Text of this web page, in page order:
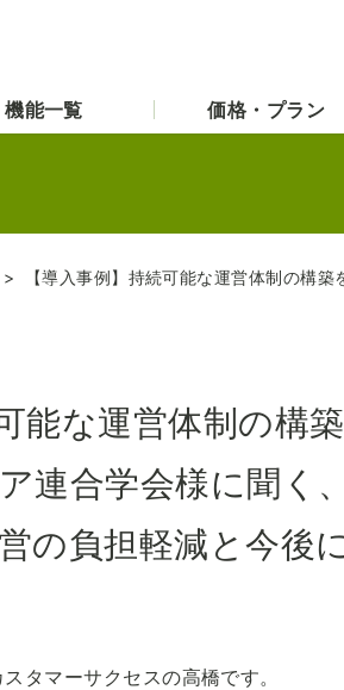
機能一覧 価格・プラン
能な運営体制の構
連合学会様に聞く
の負担軽減と今後
タマーサクセスの高橋です。